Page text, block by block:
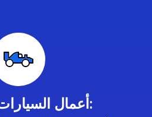
أعمال السيارات الرياضية: